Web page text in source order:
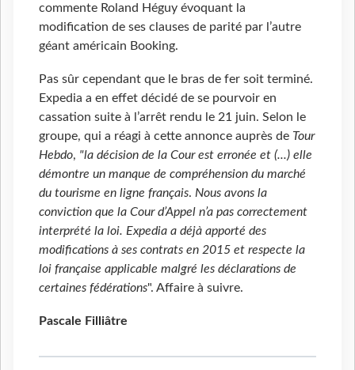
commente Roland Héguy évoquant la
modification de ses clauses de parité par l’autre
géant américain Booking.
Pas sûr cependant que le bras de fer soit terminé.
Expedia a en effet décidé de se pourvoir en
cassation suite à l’arrêt rendu le 21 juin. Selon le
groupe, qui a réagi à cette annonce auprès de Tour
Hebdo, "la décision de la Cour est erronée et (...) elle
démontre un manque de compréhension du marché
du tourisme en ligne français. Nous avons la
conviction que la Cour d’Appel n’a pas correctement
interprété la loi. Expedia a déjà apporté des
modifications à ses contrats en 2015 et respecte la
loi française applicable malgré les déclarations de
certaines fédérations". Affaire à suivre.
Pascale Filliâtre